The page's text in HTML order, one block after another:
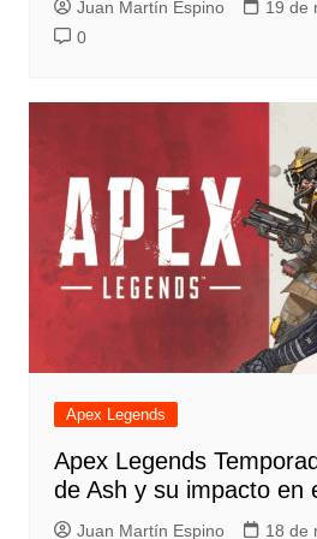
Juan Martín Espino
19 de
0
Apex Legends
Apex Legends
de Ash y su impacto en
Juan Martín Espino 18 de